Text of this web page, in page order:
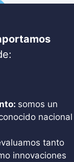
somos un
nacional
tanto
innovaciones